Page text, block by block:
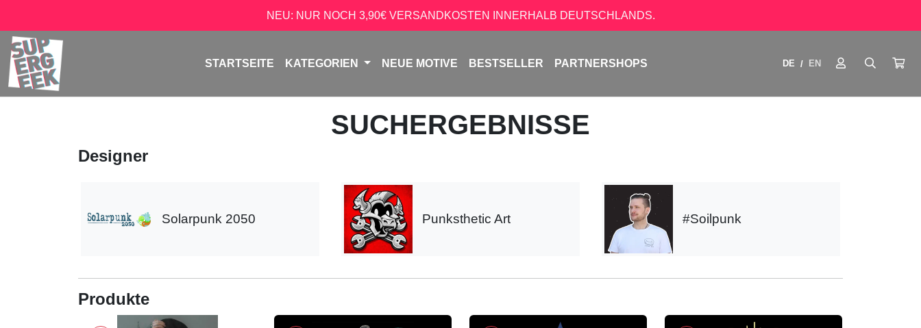
NEU: NUR NOCH 3,90€ VERSANDKOSTEN INNERHALB DEUTSCHLANDS.
STARTSEITE KATEGORIEN NEUE MOTIVE BESTSELLER PARTNERSHOPS DE / EN
SUCHERGEBNISSE
Designer
Solarpunk 2050 Punksthetic Art #Soilpunk
Produkte